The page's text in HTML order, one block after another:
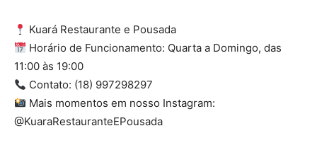
Kuará Restaurante e Pousada
Horário de Funcionamento: Quarta a Domingo, das
11:00 às 19:00
Contato: (18) 997298297
Mais momentos em nosso Instagram:
@KuaraRestauranteEPousada